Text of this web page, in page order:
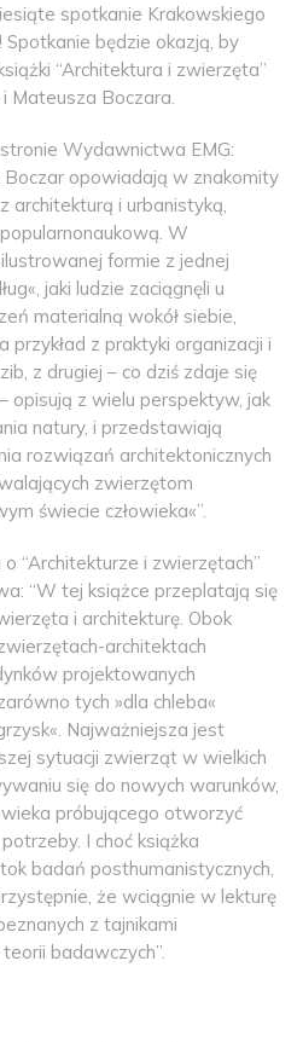
spotkanie Krakowskiego
Spotkanie będzie okazją, by
“Architektura i zwierzęta”
Mateusza Boczara.
Wydawnictwa EMG:
Boczar opowiadają w znakomity
architekturą i urbanistyką,
W
formie z jednej
jaki ludzie zaciągnęli u
materialną wokół siebie,
przykład z praktyki organizacji i
z drugiej – co dziś zdaje się
opisują z wielu perspektyw, jak
natury, i przedstawiają
rozwiązań architektonicznych
zwierzętom
świecie człowieka«”.
“Architekturze i zwierzętach”
“W tej książce przeplatają się
i architekturę. Obok
architektach
projektowanych
tych »dla chleba«
Najważniejsza jest
sytuacji zwierząt w wielkich
się do nowych warunków,
próbującego otworzyć
I choć książka
badań posthumanistycznych,
że wciągnie w lekturę
z tajnikami
badawczych”.